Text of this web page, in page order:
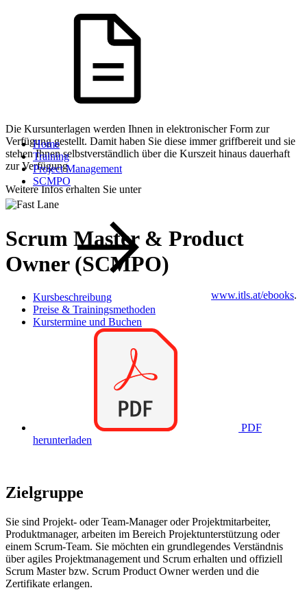
Die Kursunterlagen werden Ihnen in elektronischer Form zur
Verfügung gestellt. Damit haben Sie diese immer griffbereit und sie
stehen Ihnen selbstverständlich über die Kurszeit hinaus dauerhaft
zur Verfügung.
Weitere Infos erhalten Sie unter
www.itls.at/ebooks.
Home
Training
Project Management
SCMPO
Scrum Master & Product
Owner (SCMPO)
Kursbeschreibung
Preise & Trainingsmethoden
Kurstermine und Buchen
PDF
herunterladen
Zielgruppe
Sie sind Projekt- oder Team-Manager oder Projektmitarbeiter,
Produktmanager, arbeiten im Bereich Projektunterstützung oder
einem Scrum-Team. Sie möchten ein grundlegendes Verständnis
über agiles Projektmanagement und Scrum erhalten und offiziell
Scrum Master bzw. Scrum Product Owner werden und die
Zertifikate erlangen.